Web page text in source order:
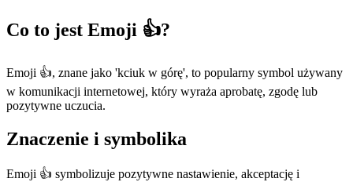
Co to jest Emoji 👍?
Emoji 👍, znane jako 'kciuk w górę', to popularny symbol używany
w komunikacji internetowej, który wyraża aprobatę, zgodę lub
pozytywne uczucia.
Znaczenie i symbolika
Emoji 👍 symbolizuje pozytywne nastawienie, akceptację i